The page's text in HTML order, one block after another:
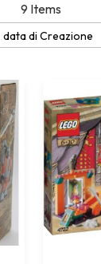
9 Items